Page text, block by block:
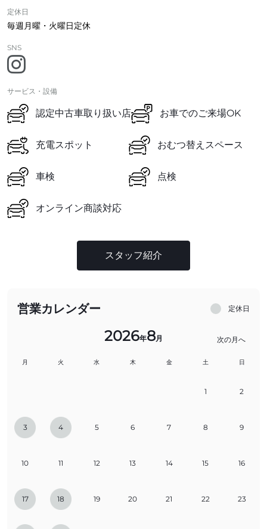
定休日
毎週月曜・火曜日定休
SNS
サービス・設備
認定中古車取り扱い店 お車でのご来場OK
充電スポット おむつ替えスペース
車検 点検
オンライン商談対応
スタッフ紹介
営業カレンダー 定休日
2026年8月 次の月へ
月 火 水 木 金 土 日
1 2
3 4 5 6 7 8 9
10 11 12 13 14 15 16
17 18 19 20 21 22 23